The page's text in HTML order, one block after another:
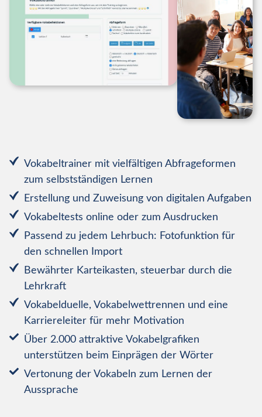
Vokabeltrainer mit vielfältigen Abfrageformen
zum selbstständigen Lernen
Erstellung und Zuweisung von digitalen Aufgaben
Vokabeltests online oder zum Ausdrucken
Passend zu jedem Lehrbuch: Fotofunktion für
den schnellen Import
Bewährter Karteikasten, steuerbar durch die
Lehrkraft
Vokabelduelle, Vokabelwettrennen und eine
Karriereleiter für mehr Motivation
Über 2.000 attraktive Vokabelgrafiken
unterstützen beim Einprägen der Wörter
Vertonung der Vokabeln zum Lernen der
Aussprache